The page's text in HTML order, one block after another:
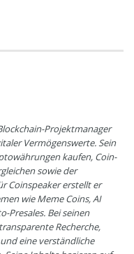
Projektmanager
Vermögenswerte. Sein
kaufen, Coin-
sowie der
Coinspeaker erstellt er
wie Meme Coins, AI
Presales. Bei seinen
Recherche,
eine verständliche